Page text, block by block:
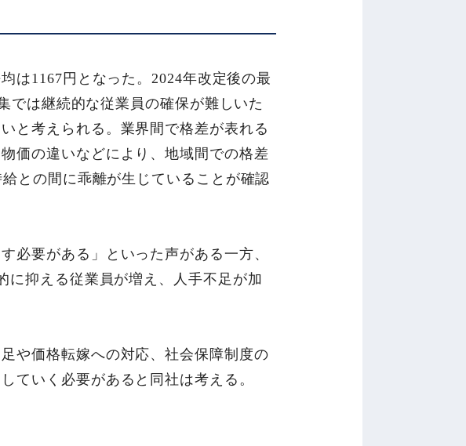
は1167円となった。2024年改定後の最
では継続的な従業員の確保が難しいた
と考えられる。業界間で格差が表れる
価の違いなどにより、地域間での格差
との間に乖離が生じていることが確認
必要がある」といった声がある一方、
に抑える従業員が増え、人手不足が加
や価格転嫁への対応、社会保障制度の
ていく必要があると同社は考える。